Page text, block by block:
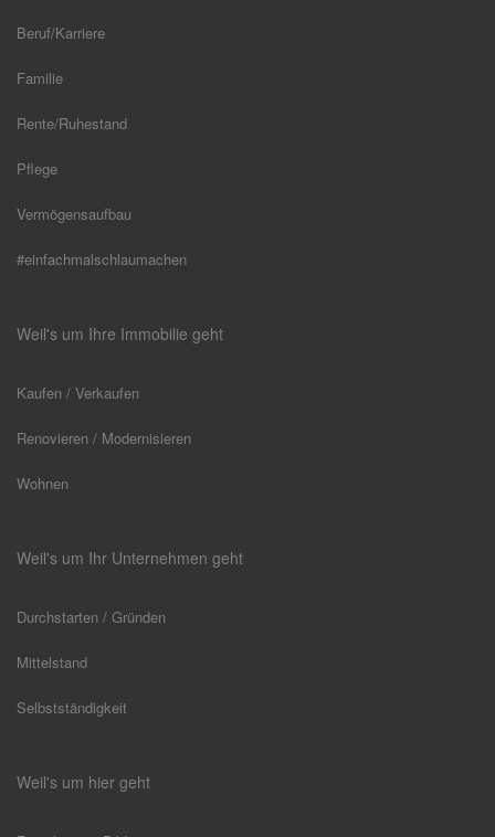
Beruf/Karriere
Familie
Rente/Ruhestand
Pflege
Vermögensaufbau
#einfachmalschlaumachen
Weil's um Ihre Immobilie geht
Kaufen / Verkaufen
Renovieren / Modernisieren
Wohnen
Weil's um Ihr Unternehmen geht
Durchstarten / Gründen
Mittelstand
Selbstständigkeit
Weil's um hier geht